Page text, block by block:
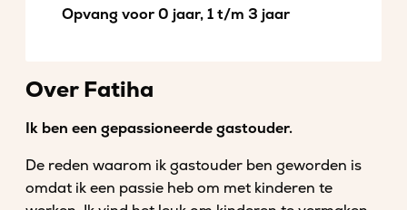
Opvang voor 0 jaar, 1 t/m 3 jaar
Over Fatiha
Ik ben een gepassioneerde gastouder.
De reden waarom ik gastouder ben geworden is
omdat ik een passie heb om met kinderen te